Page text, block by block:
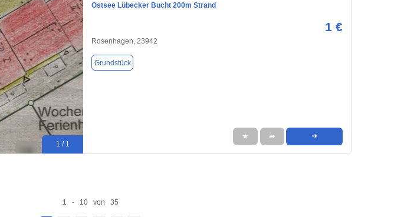
1 / 1
Ostsee Lübecker Bucht 200m Strand
1 €
Rosenhagen, 23942
Grundstück
★ ➦ ➜
1 - 10 von 35